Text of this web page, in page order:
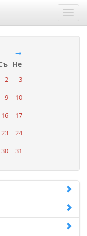
→
Не
2
3
9
10
16
17
23
24
30 31